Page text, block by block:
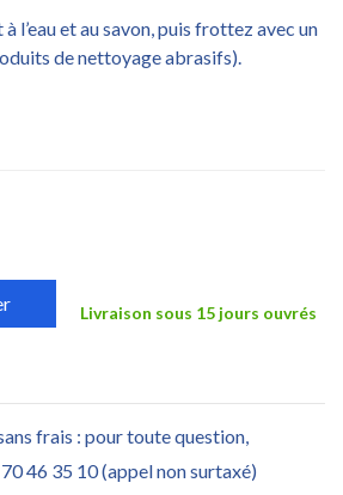
l’eau et au savon, puis frottez avec un
de nettoyage abrasifs).
Livraison sous 15 jours ouvrés
frais : pour toute question,
46 35 10 (appel non surtaxé)